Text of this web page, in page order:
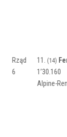
Rząd
6
11. (14)
1’30.160
Alpine-